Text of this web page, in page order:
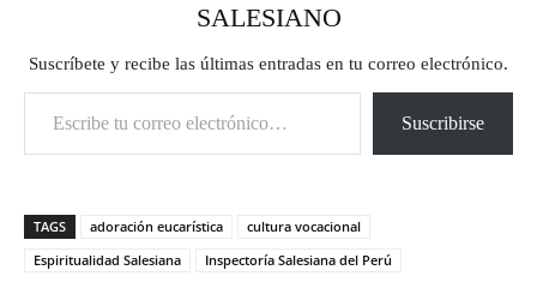
SALESIANO
Suscríbete y recibe las últimas entradas en tu correo electrónico.
Escribe tu correo electrónico…
Suscribirse
TAGS adoración eucarística
cultura vocacional
Espiritualidad Salesiana
Inspectoría Salesiana del Perú